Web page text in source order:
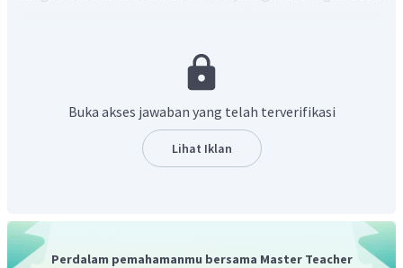
juga menjadi penyebab utama menipisnya lapisan ozon
sehingga penggunaannya harus segera dihentikan. Lapisan
Jika CFC dilepas ke atmosfer, zat yang mengandung klorin
ini dapat bereaksi dan menghancurkan molekul-molekul
ozon, sehingga lapisan ozon menjadi rusak.
Buka akses jawaban yang telah terverifikasi
Lihat Iklan
Perdalam pemahamanmu bersama Master Teacher